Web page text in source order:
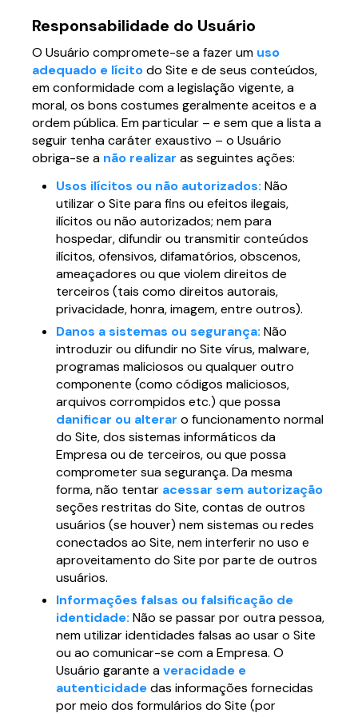
Responsabilidade do Usuário
O Usuário compromete-se a fazer um uso
adequado e lícitodo Site e de seus conteúdos,
em conformidade com a legislação vigente, a
moral, os bons costumes geralmente aceitos e a
ordem pública. Em particular – e sem que a lista a
seguir tenha caráter exaustivo – o Usuário
obriga-se a não realizar as seguintes ações:
Usos ilícitos ou não autorizados: Não
utilizar o Site para fins ou efeitos ilegais,
ilícitos ou não autorizados; nem para
hospedar, difundir ou transmitir conteúdos
ilícitos, ofensivos, difamatórios, obscenos,
ameaçadores ou que violem direitos de
terceiros (tais como direitos autorais,
privacidade, honra, imagem, entre outros).
Danos a sistemas ou segurança: Não
introduzir ou difundir no Site vírus, malware,
programas maliciosos ou qualquer outro
componente (como códigos maliciosos,
arquivos corrompidos etc.) que possa
danificar ou alterar o funcionamento normal
do Site, dos sistemas informáticos da
Empresa ou de terceiros, ou que possa
comprometer sua segurança. Da mesma
forma, não tentar acessar sem autorização
seções restritas do Site, contas de outros
usuários (se houver) nem sistemas ou redes
conectados ao Site, nem interferir no uso e
aproveitamento do Site por parte de outros
usuários.
Informações falsas ou falsificação de
identidade: Não se passar por outra pessoa,
nem utilizar identidades falsas ao usar o Site
ou ao comunicar-se com a Empresa. O
Usuário garante averacidade e
autenticidadedas informações fornecidas
por meio dos formulários do Site (por